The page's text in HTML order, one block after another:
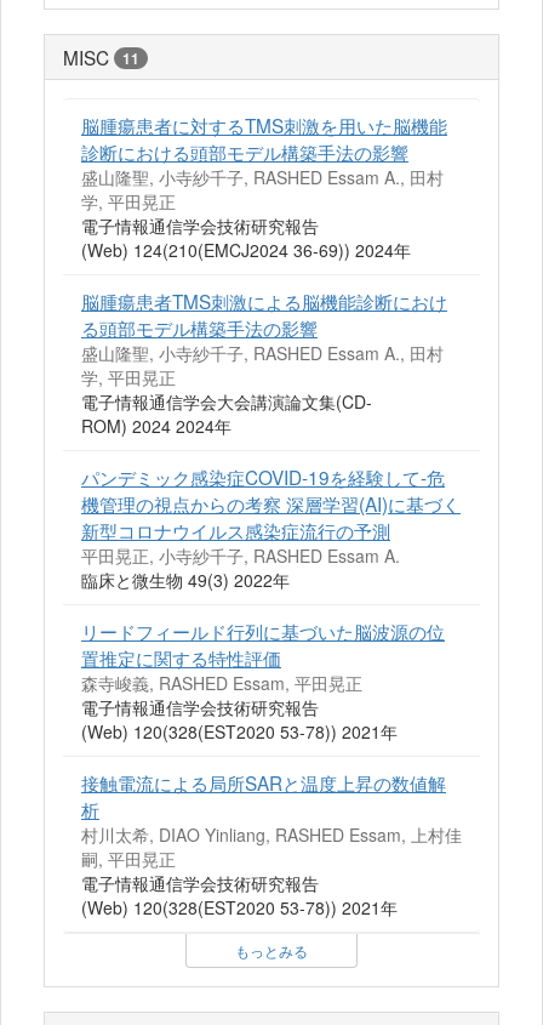
MISC 11
脳腫瘍患者に対するTMS刺激を用いた脳機能
診断における頭部モデル構築手法の影響
盛山隆聖, 小寺紗千子, RASHED Essam A., 田村
学, 平田晃正
電子情報通信学会技術研究報告
(Web) 124(210(EMCJ2024 36-69)) 2024年
脳腫瘍患者TMS刺激による脳機能診断におけ
る頭部モデル構築手法の影響
盛山隆聖, 小寺紗千子, RASHED Essam A., 田村
学, 平田晃正
電子情報通信学会大会講演論文集(CD-
ROM) 2024 2024年
パンデミック感染症COVID-19を経験して-危
機管理の視点からの考察 深層学習(AI)に基づく
新型コロナウイルス感染症流行の予測
平田晃正, 小寺紗千子, RASHED Essam A.
臨床と微生物 49(3) 2022年
リードフィールド行列に基づいた脳波源の位
置推定に関する特性評価
森寺峻義, RASHED Essam, 平田晃正
電子情報通信学会技術研究報告
(Web) 120(328(EST2020 53-78)) 2021年
接触電流による局所SARと温度上昇の数値解
析
村川太希, DIAO Yinliang, RASHED Essam, 上村佳
嗣, 平田晃正
電子情報通信学会技術研究報告
(Web) 120(328(EST2020 53-78)) 2021年
もっとみる